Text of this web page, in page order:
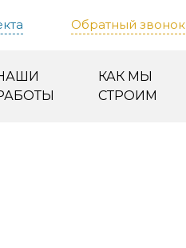
Обратный звонок
КАК МЫ
СТРОИМ